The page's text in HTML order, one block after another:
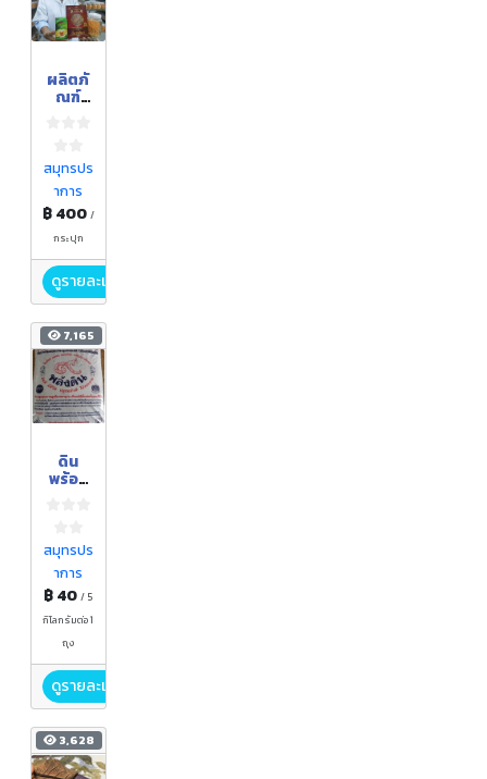
ผลิตภั
ณฑ์
ทอง
สมุทรปร
าการ
฿ 400 /
กระปุก
ดูรายละเอียด
7,165
ดิน
พร้อม
กิโลกรั
ม
สมุทรปร
าการ
฿ 40 / 5
กิโลกรัมต่อ 1
ถุง
ดูรายละเอียด
3,628